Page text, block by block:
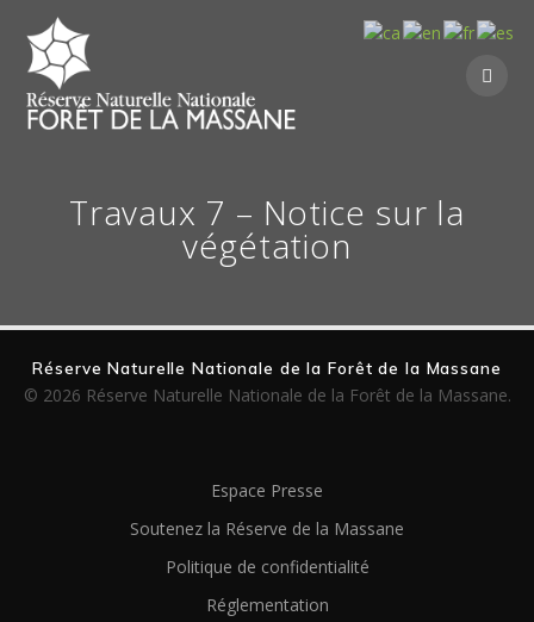
Travaux 7 – Notice sur la
végétation
Réserve Naturelle Nationale de la Forêt de la Massane
© 2026 Réserve Naturelle Nationale de la Forêt de la Massane.
Espace Presse
Soutenez la Réserve de la Massane
Politique de confidentialité
Réglementation